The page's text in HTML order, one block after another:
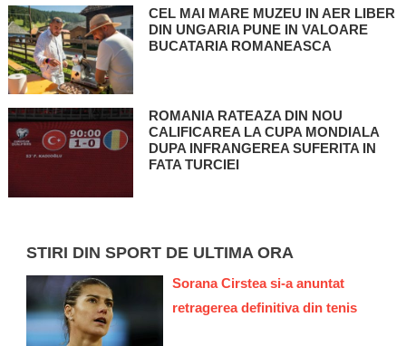
CEL MAI MARE MUZEU IN AER LIBER
DIN UNGARIA PUNE IN VALOARE
BUCATARIA ROMANEASCA
ROMANIA RATEAZA DIN NOU
CALIFICAREA LA CUPA MONDIALA
DUPA INFRANGEREA SUFERITA IN
FATA TURCIEI
STIRI DIN SPORT DE ULTIMA ORA
Sorana Cirstea si-a anuntat
retragerea definitiva din tenis